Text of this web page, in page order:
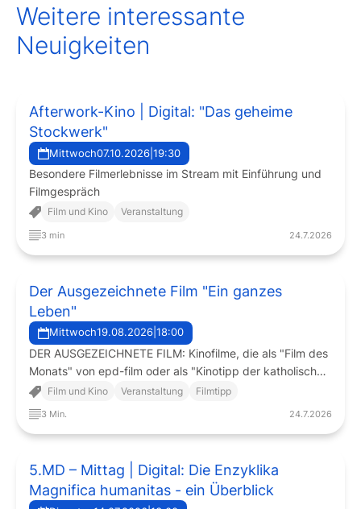
Weitere interessante
Neuigkeiten
Afterwork-Kino | Digital: "Das geheime
Stockwerk"
Mittwoch07.10.2026 |19:30
Besondere Filmerlebnisse im Stream mit Einführung und
Filmgespräch
Film und Kino Veranstaltung
3 min 24.7.2026
Der Ausgezeichnete Film "Ein ganzes
Leben"
Mittwoch19.08.2026 |18:00
DER AUSGEZEICHNETE FILM: Kinofilme, die als "Film des
Monats" von epd-film oder als "Kinotipp der katholischen
Filmkritik" des Filmdienstes ausgezeichnet wurden oder
ein anderer ausgezeichneter Film, werden im Kino Neues
Rottmann mit einer Einführung und einem anschließenden
Filmgespräch präsentiert. An jedem dritten Mittwoch im
Film und Kino Veranstaltung Filmtipp
3 Min. 24.7.2026
5.MD – Mittag | Digital: Die Enzyklika
Magnifica humanitas - ein Überblick